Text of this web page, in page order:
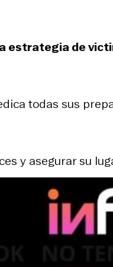
estrategia de
todas sus
y asegurar su